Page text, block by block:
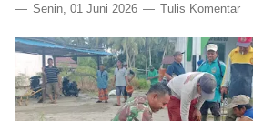
Senin, 01 Juni 2026 Tulis Komentar